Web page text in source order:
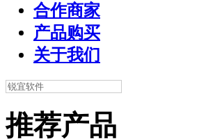
合作商家
产品购买
关于我们
推荐产品